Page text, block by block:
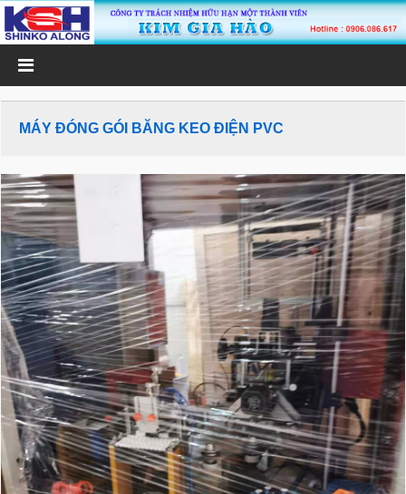
MÁY ĐÓNG GÓI BĂNG KEO ĐIỆN PVC